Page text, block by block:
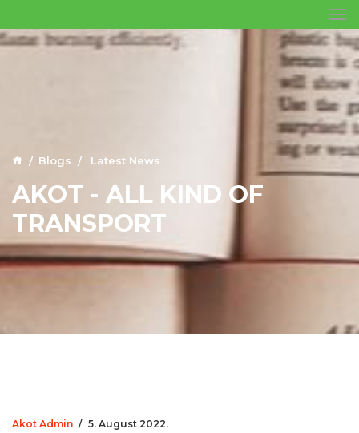
Blogs Latest News
AKOT - ALL KIND OF
TRANSPORT
Akot Admin / 5. August 2022.